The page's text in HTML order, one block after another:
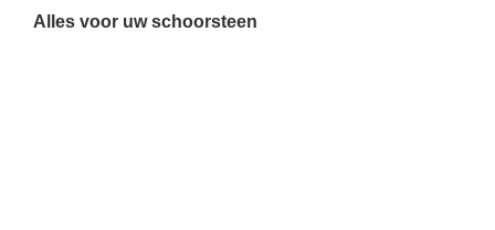
Alles voor uw schoorsteen